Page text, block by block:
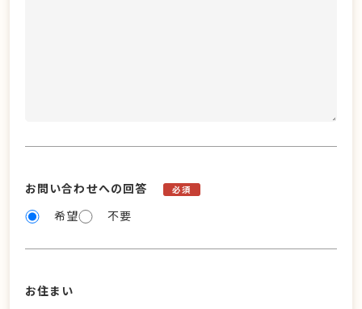
お問い合わせへの回答 必須
希望 不要
お住まい